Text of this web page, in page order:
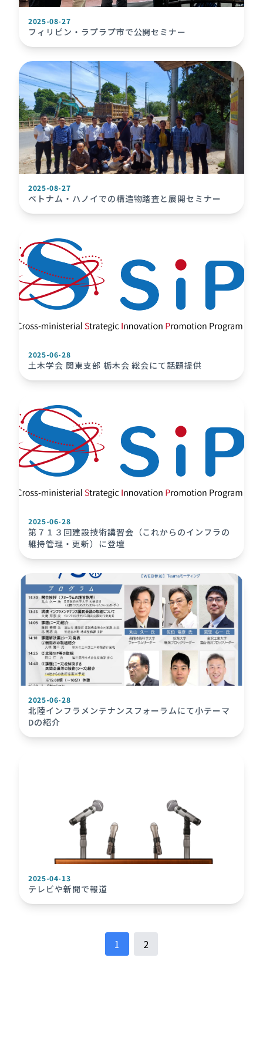
2025-08-27
フィリピン・ラプラプ市で公開セミナー
2025-08-27
ベトナム・ハノイでの構造物踏査と展開セミナー
2025-06-28
土木学会 関東支部 栃木会 総会にて話題提供
2025-06-28
第７１３回建設技術講習会（これからのインフラの
維持管理・更新）に登壇
2025-06-28
北陸インフラメンテナンスフォーラムにて小テーマ
Dの紹介
2025-04-13
テレビや新聞で報道
1 2